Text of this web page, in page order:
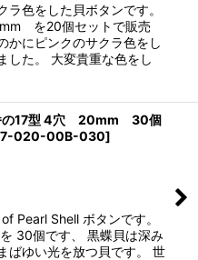
ラ色をした貝ボタンです。
を20個セットで販売
かにピンクのサクラ色をし
した。 大変貴重な色をし
の17型 4穴 20mm 30個
020-00B-030]
Pearl Shell ボタンです。
30個です、 黒蝶貝は深み
ばゆい光を放つ貝です。 世